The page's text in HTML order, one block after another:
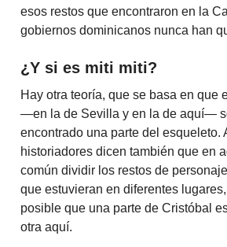
esos restos que encontraron en la
gobiernos dominicanos nunca han
¿Y si es miti miti?
Hay otra teoría, que se basa en que
—en la de Sevilla y en la de aquí—
encontrado una parte del esqueleto.
historiadores dicen también que en
común dividir los restos de
que estuvieran en diferentes
posible que una parte de Cristóbal
otra aquí.